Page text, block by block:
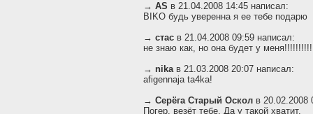
→ AS в 21.04.2008 14:45 написал:
BIKO будь уверенна я ее тебе подарю
→ стас в 21.04.2008 09:59 написал:
не знаю как, но она будет у
→ nikaв 21.03.2008 20:07 написал:
afigennaja ta4ka!
→ Серёга Старый Оскол в 20.02.2008
Погер, везёт тебе. Да у такой хватит.